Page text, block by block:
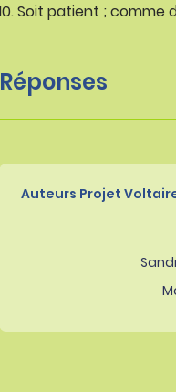
Soit patient ; comme
Réponses
Auteurs Projet